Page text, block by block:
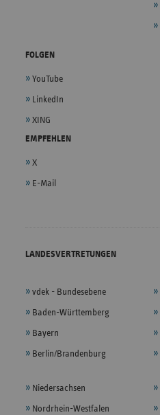
FOLGEN
YouTube
LinkedIn
XING
EMPFEHLEN
X
E-Mail
LANDESVERTRETUNGEN
vdek - Bundesebene
Baden-Württemberg
Bayern
Berlin/Brandenburg
Niedersachsen
Nordrhein-Westfalen